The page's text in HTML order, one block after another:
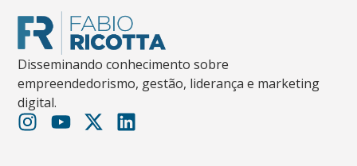
Disseminando conhecimento sobre
empreendedorismo, gestão, liderança e marketing
digital.